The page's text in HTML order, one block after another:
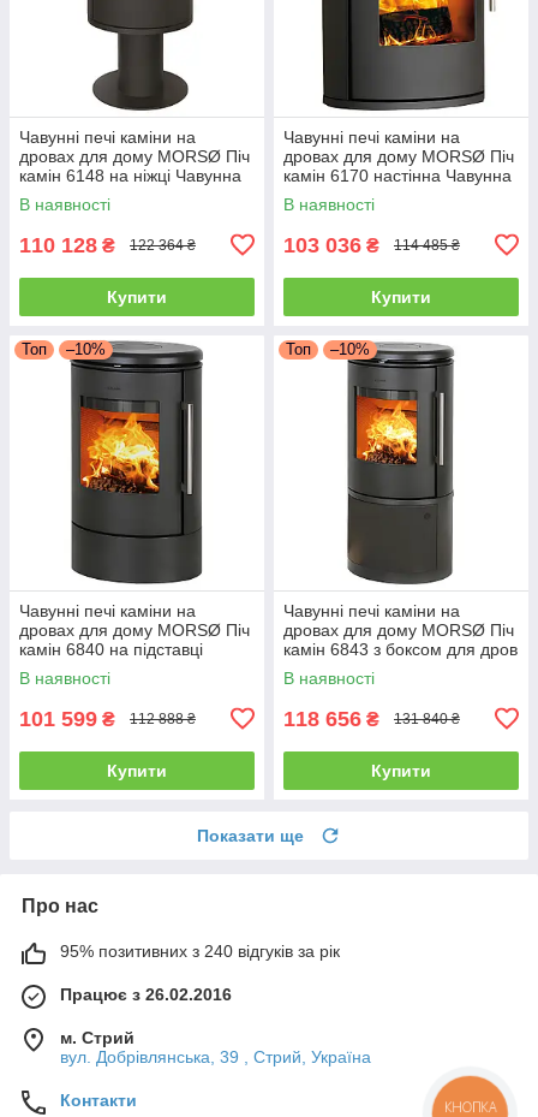
Чавунні печі каміни на
дровах для дому MORSØ Піч
камін 6148 на ніжці Чавунна
піч тривалого горіння 5.8кВт
В наявності
110 128 ₴ 122 364 ₴
Купити
Чавунні печі каміни на
дровах для дому MORSØ Піч
камін 6170 настінна Чавунна
піч тривалого горіння 5.8кВт
В наявності
103 036 ₴ 114 485 ₴
Купити
Топ –10%
Чавунні печі каміни на
дровах для дому MORSØ Піч
камін 6840 на підставці
Чавунна піч тривалого
горіння 5.8кВт
В наявності
101 599 ₴ 112 888 ₴
Купити
Топ –10%
Чавунні печі каміни на
дровах для дому MORSØ Піч
камін 6843 з боксом для дров
Чавунна піч тривалого
горіння 5.8кВт
В наявності
118 656 ₴ 131 840 ₴
Купити
Показати ще
Про нас
95% позитивних з 240 відгуків за рік
Працює з 26.02.2016
м. Стрий
вул. Добрівлянська, 39 , Стрий, Україна
Контакти
КНОПКА